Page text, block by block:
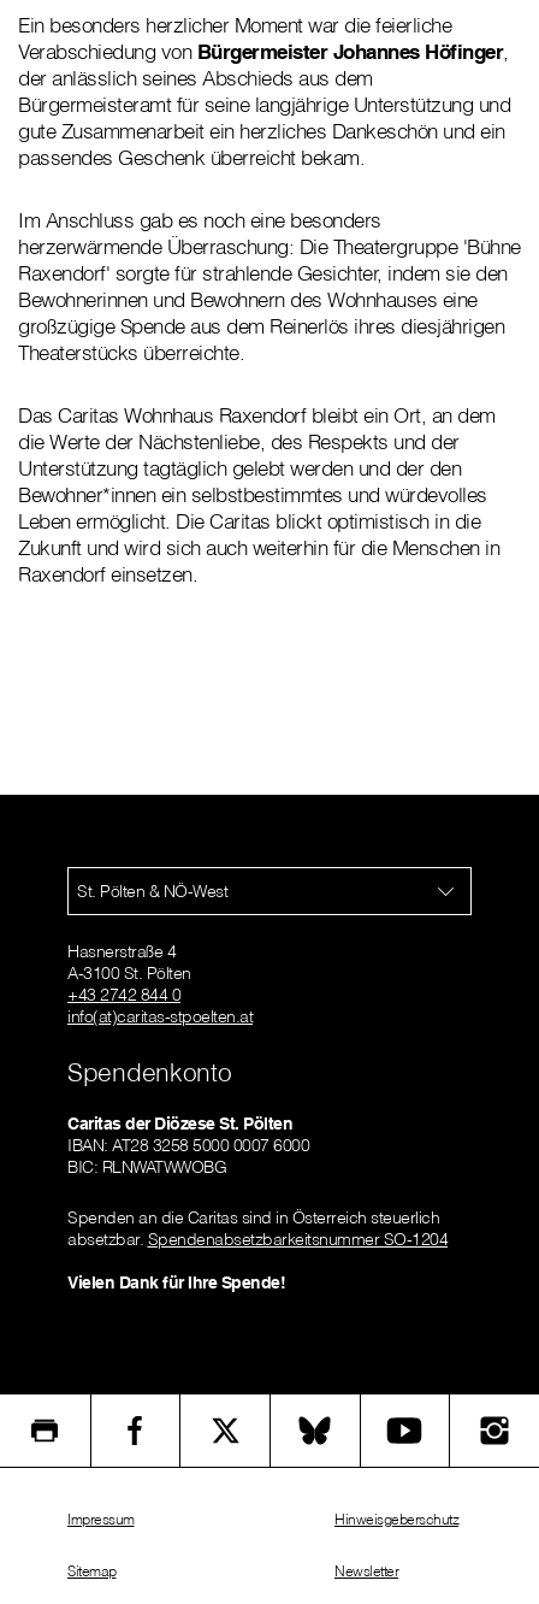
Ein besonders herzlicher Moment war die feierliche
Verabschiedung von Bürgermeister Johannes Höfinger,
der anlässlich seines Abschieds aus dem
Bürgermeisteramt für seine langjährige Unterstützung und
gute Zusammenarbeit ein herzliches Dankeschön und ein
passendes Geschenk überreicht bekam.
Im Anschluss gab es noch eine besonders
herzerwärmende Überraschung: Die Theatergruppe 'Bühne
Raxendorf' sorgte für strahlende Gesichter, indem sie den
Bewohnerinnen und Bewohnern des Wohnhauses eine
großzügige Spende aus dem Reinerlös ihres diesjährigen
Theaterstücks überreichte.
Das Caritas Wohnhaus Raxendorf bleibt ein Ort, an dem
die Werte der Nächstenliebe, des Respekts und der
Unterstützung tagtäglich gelebt werden und der den
Bewohner*innen ein selbstbestimmtes und würdevolles
Leben ermöglicht. Die Caritas blickt optimistisch in die
Zukunft und wird sich auch weiterhin für die Menschen in
Raxendorf einsetzen.
St. Pölten & NÖ-West
Hasnerstraße 4
A-3100 St. Pölten
+43 2742 844 0
info(at)caritas-stpoelten.at
Spendenkonto
Caritas der Diözese St. Pölten
IBAN: AT28 3258 5000 0007 6000
BIC: RLNWATWWOBG
Spenden an die Caritas sind in Österreich steuerlich
absetzbar. Spendenabsetzbarkeitsnummer SO-1204
Vielen Dank für Ihre Spende!
Impressum
Sitemap
Hinweisgeberschutz
Newsletter